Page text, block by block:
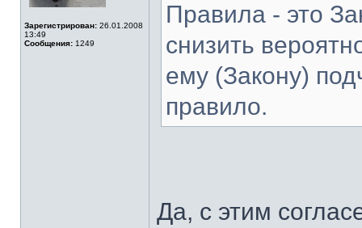
Зарегистрирован: 26.01.2008
13:49
Сообщения: 1249
Правила - это
снизить
ему (Закону)
правило.
Да, с этим